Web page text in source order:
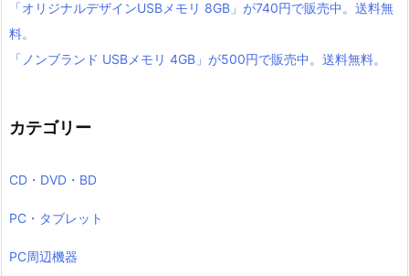
「オリジナルデザインUSBメモリ 8GB」が740円で販売中。送料無
料。
「ノンブランド USBメモリ 4GB」が500円で販売中。送料無料。
カテゴリー
CD・DVD・BD
PC・タブレット
PC周辺機器